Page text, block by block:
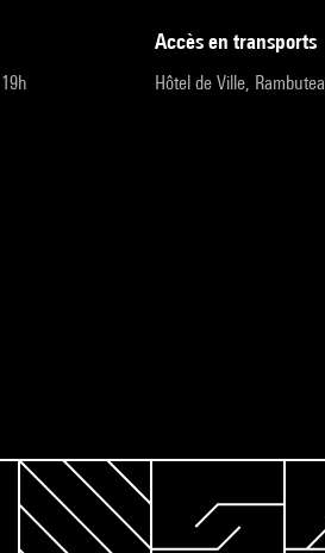
accès en transports
Hôtel de Ville,